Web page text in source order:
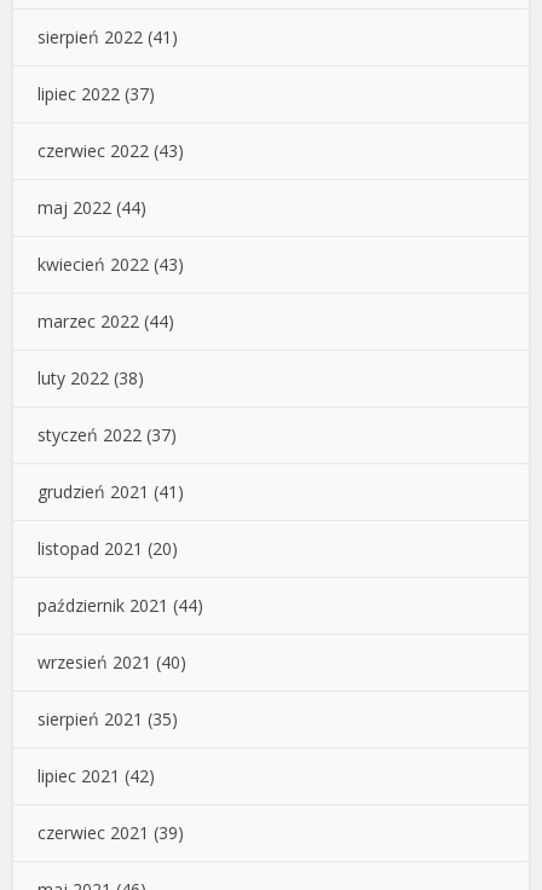
sierpień 2022 (41)
lipiec 2022 (37)
czerwiec 2022 (43)
maj 2022 (44)
kwiecień 2022 (43)
marzec 2022 (44)
luty 2022 (38)
styczeń 2022 (37)
grudzień 2021 (41)
listopad 2021 (20)
październik 2021 (44)
wrzesień 2021 (40)
sierpień 2021 (35)
lipiec 2021 (42)
czerwiec 2021 (39)